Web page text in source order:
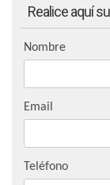
Realice aquí
Nombre
Email
Teléfono